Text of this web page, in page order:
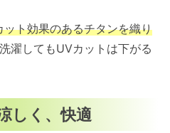
ット効果のあるチタンを織り
濯してもUVカットは下がる
しく、快適